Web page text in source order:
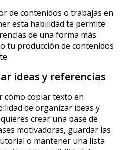
de contenidos o trabajas en
esta habilidad te permite
de una forma más
tu producción de contenidos
ideas y referencias
cómo copiar texto en
de organizar ideas y
crear una base de
motivadoras, guardar las
o mantener una lista